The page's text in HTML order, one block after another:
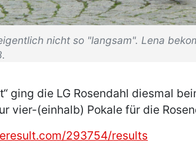
nicht so "langsam". Lena
ging die LG Rosendahl diesmal
vier-(einhalb) Pokale für die
293754/results